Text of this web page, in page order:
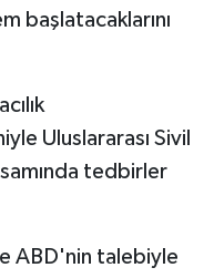
başlatacaklarını
Uluslararası Sivil
tedbirler
ABD'nin talebiyle